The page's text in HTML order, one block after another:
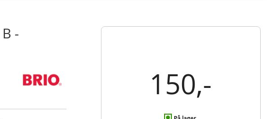
150,-
-